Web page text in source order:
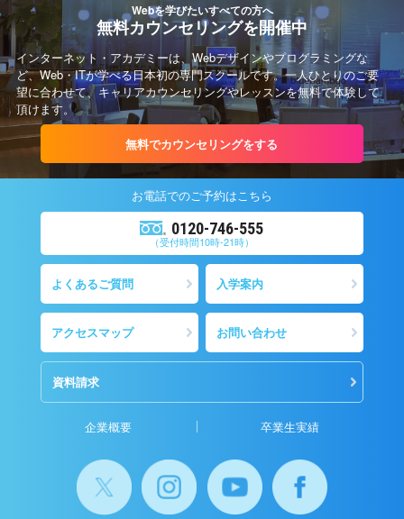
Webを学びたいすべての方へ
無料カウンセリングを開催中
インターネット・アカデミーは、Webデザインやプログラミングな
ど、Web・ITが学べる日本初の専門スクールです。一人ひとりのご要
望に合わせて、キャリアカウンセリングやレッスンを無料で体験して
頂けます。
無料でカウンセリングをする
お電話でのご予約はこちら
0120-746-555
（受付時間10時-21時）
よくあるご質問 入学案内
アクセスマップ お問い合わせ
資料請求
企業概要 卒業生実績